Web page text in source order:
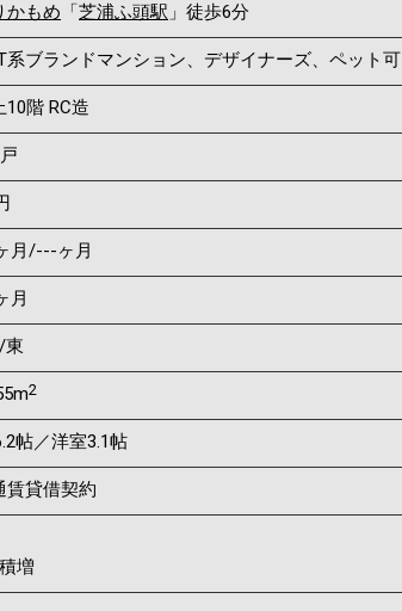
かもめ 「芝浦ふ頭駅 」徒歩6分
系ブランドマンション、デザイナーズ、ペット可
10階 RC造
月/---ヶ月
月
東
2
帖／洋室3.1帖
賃貸借契約
増